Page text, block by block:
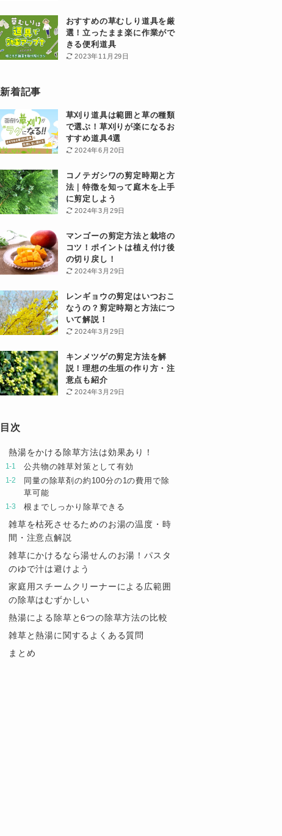
おすすめの草むしり道具を厳
選！立ったまま楽に作業がで
きる便利道具
2023年11月29日
新着記事
草刈り道具は範囲と草の種類
で選ぶ！草刈りが楽になるお
すすめ道具4選
2024年6月20日
コノテガシワの剪定時期と方
法｜特徴を知って庭木を上手
に剪定しよう
2024年3月29日
マンゴーの剪定方法と栽培の
コツ！ポイントは植え付け後
の切り戻し！
2024年3月29日
レンギョウの剪定はいつおこ
なうの？剪定時期と方法につ
いて解説！
2024年3月29日
キンメツゲの剪定方法を解
説！理想の生垣の作り方・注
意点も紹介
2024年3月29日
目次
熱湯をかける除草方法は効果あり！
公共物の雑草対策として有効
同量の除草剤の約100分の1の費用で除
草可能
根までしっかり除草できる
雑草を枯死させるためのお湯の温度・時
間・注意点解説
雑草にかけるなら湯せんのお湯！パスタ
のゆで汁は避けよう
家庭用スチームクリーナーによる広範囲
の除草はむずかしい
熱湯による除草と6つの除草方法の比較
雑草と熱湯に関するよくある質問
まとめ